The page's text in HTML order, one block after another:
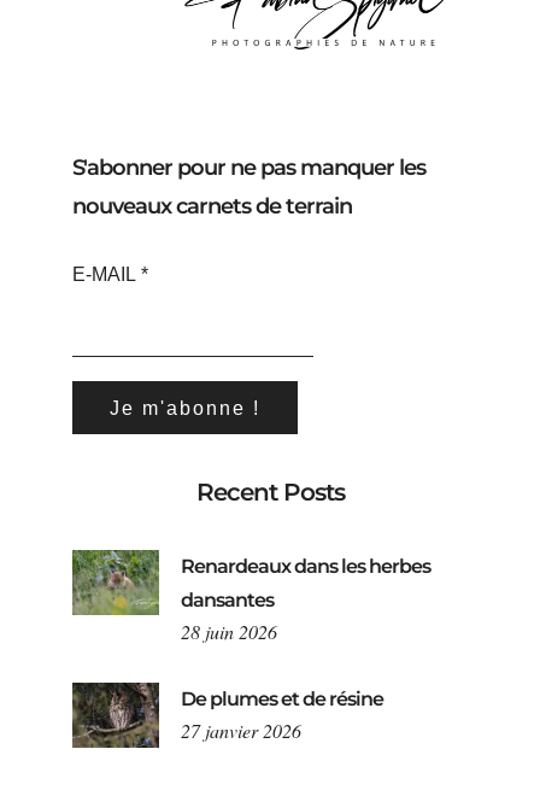
S'abonner pour ne pas manquer les
nouveaux carnets de terrain
E-MAIL *
Recent Posts
Renardeaux dans les herbes
dansantes
28 juin 2026
De plumes et de résine
27 janvier 2026